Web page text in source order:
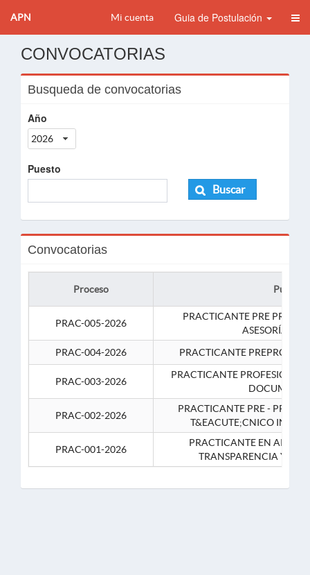
APN Mi cuenta Guia de Postulación
CONVOCATORIAS
Busqueda de convocatorias
Año
2026
Puesto
Buscar
Convocatorias
Proceso Puesto
PRAC-005-2026
PRACTICANTE PRE
ASESORÍA
PRAC-004-2026
PRACTICANTE
PRAC-003-2026
PRACTICANTE
PRAC-002-2026
PRACTICANTE PRE -
T&EACUTE;CNICO
PRAC-001-2026
PRACTICANTE EN APOYO
TRANSPARENCIA Y